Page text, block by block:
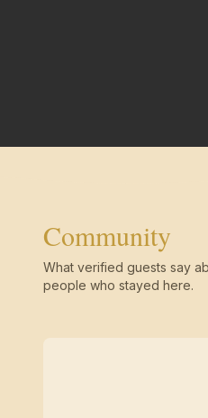
Community
What verified guests say
people who stayed here.